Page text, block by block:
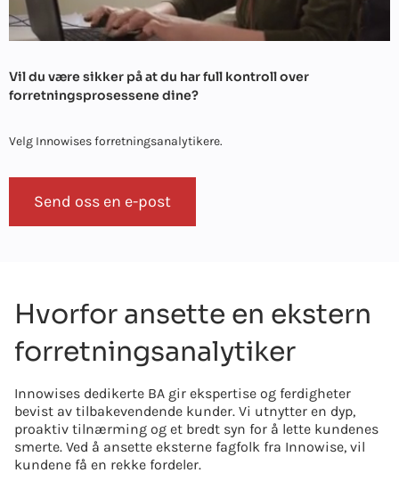
Vil du være sikker på at du har full kontroll over
forretningsprosessene dine?
Velg Innowises forretningsanalytikere.
Send oss en e-post
Hvorfor ansette en ekstern
forretningsanalytiker
Innowises dedikerte BA gir ekspertise og ferdigheter
bevist av tilbakevendende kunder. Vi utnytter en dyp,
proaktiv tilnærming og et bredt syn for å lette kundenes
smerte. Ved å ansette eksterne fagfolk fra Innowise, vil
kundene få en rekke fordeler.